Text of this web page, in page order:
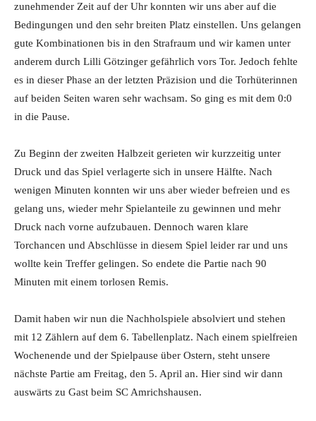
zunehmender Zeit auf der Uhr konnten wir uns aber auf die
Bedingungen und den sehr breiten Platz einstellen. Uns gelangen
gute Kombinationen bis in den Strafraum und wir kamen unter
anderem durch Lilli Götzinger gefährlich vors Tor. Jedoch fehlte
es in dieser Phase an der letzten Präzision und die Torhüterinnen
auf beiden Seiten waren sehr wachsam. So ging es mit dem 0:0
in die Pause.
Zu Beginn der zweiten Halbzeit gerieten wir kurzzeitig unter
Druck und das Spiel verlagerte sich in unsere Hälfte. Nach
wenigen Minuten konnten wir uns aber wieder befreien und es
gelang uns, wieder mehr Spielanteile zu gewinnen und mehr
Druck nach vorne aufzubauen. Dennoch waren klare
Torchancen und Abschlüsse in diesem Spiel leider rar und uns
wollte kein Treffer gelingen. So endete die Partie nach 90
Minuten mit einem torlosen Remis.
Damit haben wir nun die Nachholspiele absolviert und stehen
mit 12 Zählern auf dem 6. Tabellenplatz. Nach einem spielfreien
Wochenende und der Spielpause über Ostern, steht unsere
nächste Partie am Freitag, den 5. April an. Hier sind wir dann
auswärts zu Gast beim SC Amrichshausen.